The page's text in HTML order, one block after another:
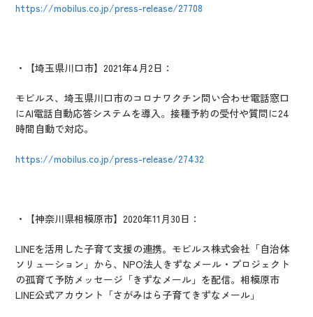
https://mobilus.co.jp/press-release/27708
・【埼玉県川口市】2021年4月2日：
モビルス、埼玉県川口市のコロナワクチン問い合わせ電話窓口
にAI電話自動応答システムを導入。接種予約の受付や質問に24
時間自動で対応。
https://mobilus.co.jp/press-release/27432
・【神奈川県相模原市】2020年11月30日：
LINEを活用した子育て支援の連携。モビルス株式会社「自治体
ソリューション」から、NPO法人きずなメール・プロジェクト
の孤育て予防メッセージ「きずなメール」を配信。相模原市
LINE公式アカウント「さがみはら子育てきずなメール」